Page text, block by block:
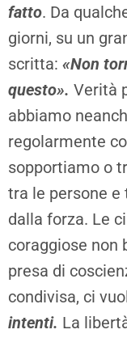
fatto. Da
giorni, su un
scritta: «Non
questo». Verità
abbiamo
regolarmente
sopportiamo o
tra le persone e
dalla forza. Le
coraggiose non
presa di
condivisa, ci
intenti. La